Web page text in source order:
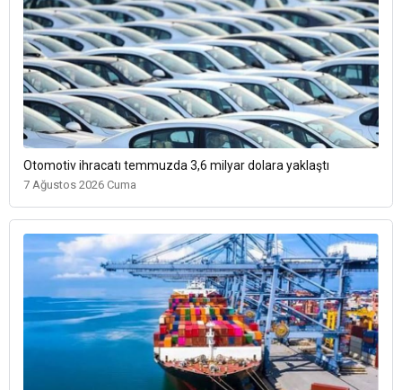
Otomotiv ihracatı temmuzda 3,6 milyar dolara yaklaştı
7 Ağustos 2026 Cuma